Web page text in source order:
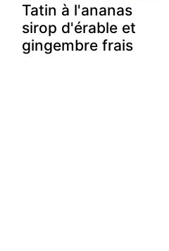
Tatin à l'ananas
sirop d'érable et
gingembre frais